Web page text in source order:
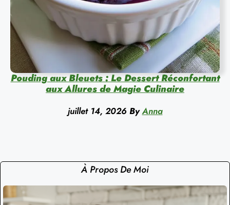
Pouding aux Bleuets : Le Dessert Réconfortant
aux Allures de Magie Culinaire
juillet 14, 2026 By Anna
À Propos De Moi